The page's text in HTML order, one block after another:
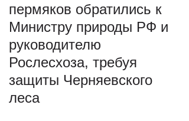
пермяков обратились к
Министру природы РФ и
руководителю
Рослесхоза, требуя
защиты Черняевского
леса